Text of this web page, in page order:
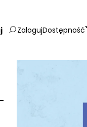
Wpisz
frazę:
ZalogujDostępność